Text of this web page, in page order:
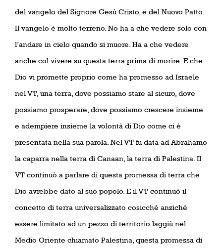
del vangelo del Signore Gesù Cristo, e del Nuovo Patto.
Il vangelo è molto terreno. No ha a che vedere solo con
l’andare in cielo quando si muore. Ha a che vedere
anche col vivere su questa terra prima di morire. E che
Dio vi promette proprio come ha promesso ad Israele
nel VT, una terra, dove possiamo stare al sicuro, dove
possiamo prosperare, dove possiamo crescere insieme
e adempiere insieme la volontà di Dio come ci è
presentata nella sua parola. Nel VT fu data ad Abrahamo
la caparra nella terra di Canaan, la terra di Palestina. Il
VT continuò a parlare di questa promessa di terra che
Dio avrebbe dato al suo popolo. E il VT continuò il
concetto di terra universalizzato cosicché anziché
essere limitato ad un pezzo di territorio laggiù nel
Medio Oriente chiamato Palestina, questa promessa di